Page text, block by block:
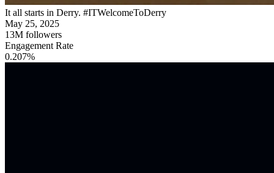
It all starts in Derry. #ITWelcomeToDerry
May 25, 2025
13M followers
Engagement Rate
0.207%